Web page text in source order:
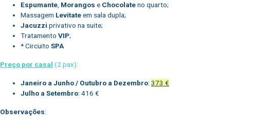
Espumante, Morangos e Chocolateno quarto;
Massagem Levitateem sala dupla;
Jacuzzi privativo na suite;
Tratamento VIP;
* Circuito SPA
Preço por casal (2 pax):
Janeiro a Junho / Outubro a Dezembro: 373 €
Julho a Setembro: 416 €
Observações: